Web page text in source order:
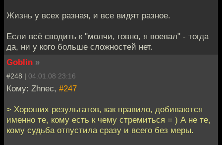
Жизнь у всех разная, и все видят разное.
Если всё сводить к "молчи, говно, я воевал" - тогда
да, ни у кого больше сложностей нет.
Goblin »
#248 | 04.01.08 23:16
Кому: Zhnec, #247
> Хороших результатов, как правило, добиваются
именно те, кому есть к чему стремиться = ) А не те,
кому судьба отпустила сразу и всего без меры.